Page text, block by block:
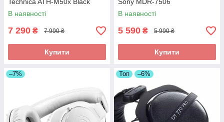
Technica ATH-M50x Black
В наявності
7 290 ₴ 7 990 ₴
Купити
Sony MDR-7506
В наявності
5 590 ₴ 5 990 ₴
Купити
–7% Топ –6%